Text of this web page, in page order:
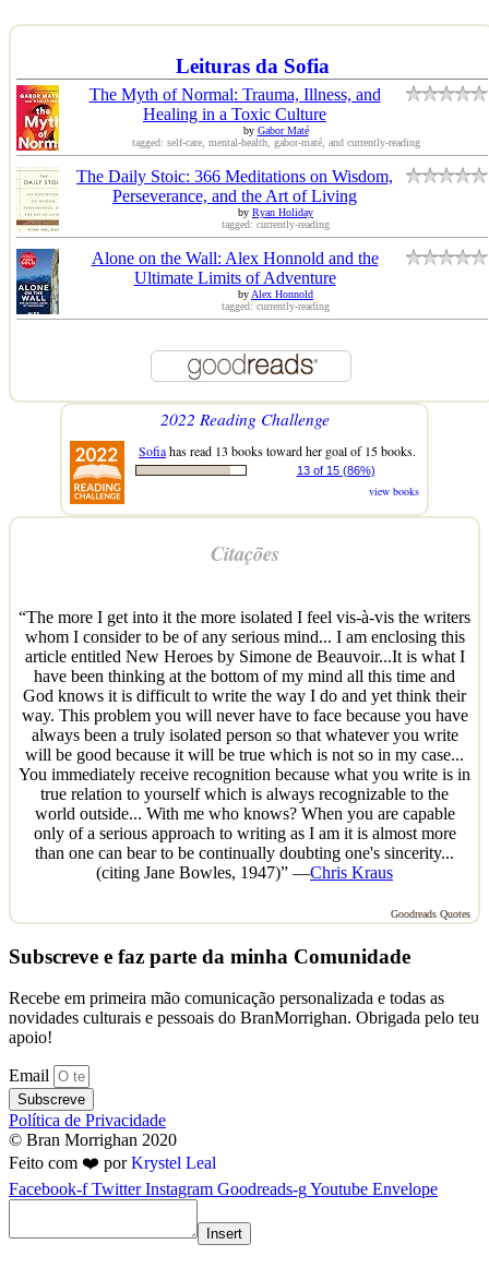
Leituras da Sofia
The Myth of Normal: Trauma, Illness, and
Healing in a Toxic Culture
by Gabor Maté
tagged: self-care, mental-health, gabor-maté, and currently-reading
The Daily Stoic: 366 Meditations on Wisdom,
Perseverance, and the Art of Living
by Ryan Holiday
tagged: currently-reading
Alone on the Wall: Alex Honnold and the
Ultimate Limits of Adventure
byAlex Honnold
tagged: currently-reading
2022 Reading Challenge
Sofiahas read 13 books toward her goal of 15 books.
13 of 15 (86%)
view books
Citações
“The more I get into it the more isolated I feel vis-à-vis the writers
whom I consider to be of any serious mind... I am enclosing this
article entitled New Heroes by Simone de Beauvoir...It is what I
have been thinking at the bottom of my mind all this time and
God knows it is difficult to write the way I do and yet think their
way. This problem you will never have to face because you have
always been a truly isolated person so that whatever you write
will be good because it will be true which is not so in my case...
You immediately receive recognition because what you write is in
true relation to yourself which is always recognizable to the
world outside... With me who knows? When you are capable
only of a serious approach to writing as I am it is almost more
than one can bear to be continually doubting one's sincerity...
(citing Jane Bowles, 1947)” —Chris Kraus
Goodreads Quotes
Subscreve e faz parte da minha Comunidade
Recebe em primeira mão comunicação personalizada e todas as
novidades culturais e pessoais do BranMorrighan. Obrigada pelo teu
apoio!
Email
Subscreve
Política de Privacidade
© Bran Morrighan 2020
Feito com ❤️ porKrystel Leal
Facebook-f Twitter Instagram Goodreads-gYoutube Envelope
Insert